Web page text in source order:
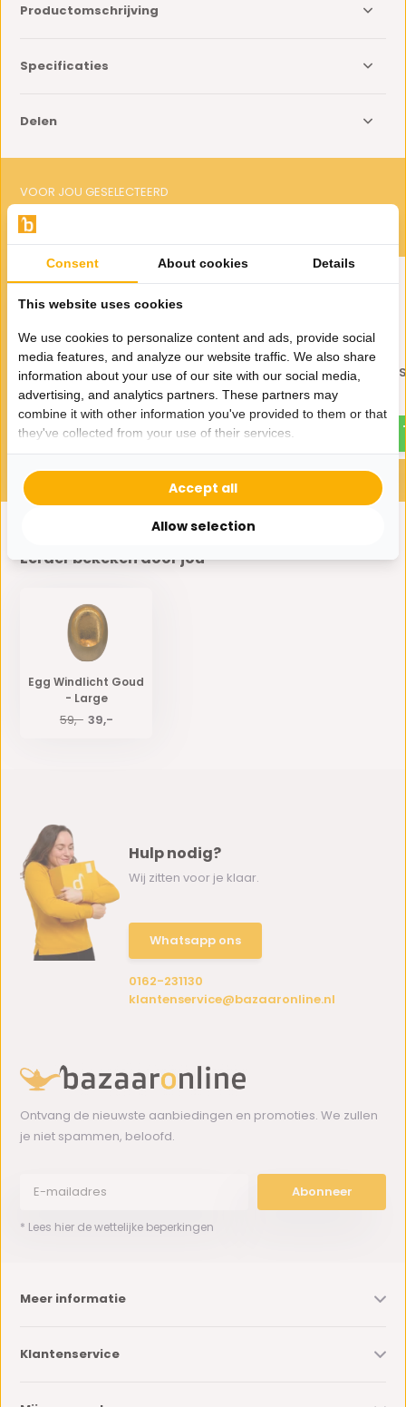
Productomschrijving
Specificaties
Delen
VOOR JOU GESELECTEERD
Gerelateerde producten
Egg Windlicht Goud -
Medium
49,- 29,-
Egg Windlicht Goud -
39,- 24,-
Eerder bekeken door jou
Egg Windlicht Goud
- Large
59,- 39,-
Hulp nodig?
Wij zitten voor je klaar.
Whatsapp ons
0162-231130
klantenservice@bazaaronline.nl
Ontvang de nieuwste aanbiedingen en promoties. We zullen
je niet spammen, beloofd.
Abonneer
* Lees hier de wettelijke beperkingen
Meer informatie
Klantenservice
Consent About cookies Details
This website uses cookies
We use cookies to personalize content and ads, provide social
media features, and analyze our website traffic. We also share
information about your use of our site with our social media,
advertising, and analytics partners. These partners may
combine it with other information you've provided to them or that
they've collected from your use of their services.
Allow selection
Accept all